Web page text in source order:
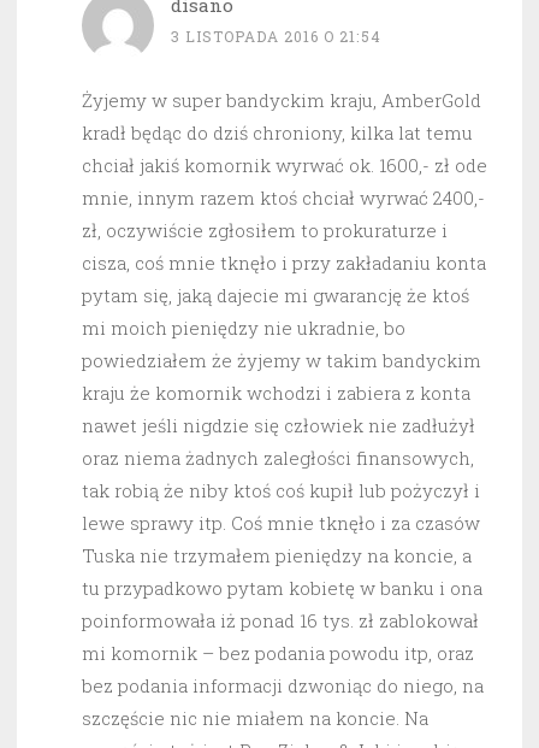
disano
3 LISTOPADA 2016 O 21:54
Żyjemy w super bandyckim kraju, AmberGold
kradł będąc do dziś chroniony, kilka lat temu
chciał jakiś komornik wyrwać ok. 1600,- zł ode
mnie, innym razem ktoś chciał wyrwać 2400,-
zł, oczywiście zgłosiłem to prokuraturze i
cisza, coś mnie tknęło i przy zakładaniu konta
pytam się, jaką dajecie mi gwarancję że ktoś
mi moich pieniędzy nie ukradnie, bo
powiedziałem że żyjemy w takim bandyckim
kraju że komornik wchodzi i zabiera z konta
nawet jeśli nigdzie się człowiek nie zadłużył
oraz niema żadnych zaległości finansowych,
tak robią że niby ktoś coś kupił lub pożyczył i
lewe sprawy itp. Coś mnie tknęło i za czasów
Tuska nie trzymałem pieniędzy na koncie, a
tu przypadkowo pytam kobietę w banku i ona
poinformowała iż ponad 16 tys. zł zablokował
mi komornik – bez podania powodu itp, oraz
bez podania informacji dzwoniąc do niego, na
szczęście nic nie miałem na koncie. Na